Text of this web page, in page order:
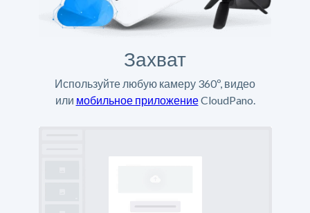
Захват
Используйте любую камеру 360º, видео
или мобильное приложениеCloudPano.